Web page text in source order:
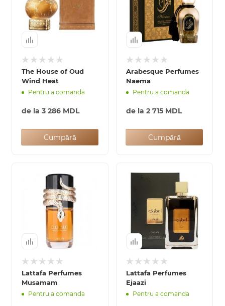
The House of Oud
Wind Heat
Pentru a comanda
de la 3 286 MDL
Cumpără
Arabesque Perfumes
Naema
Pentru a comanda
de la 2 715 MDL
Cumpără
Lattafa Perfumes
Musamam
Pentru a comanda
Lattafa Perfumes
Ejaazi
Pentru a comanda